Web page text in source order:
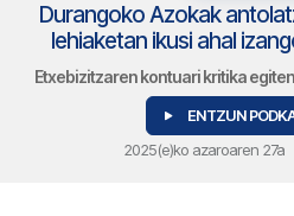
Durangoko Azokak
lehiaketan ikusi ahal
Etxebizitzaren kontuari kritika
ENTZUN
2025(e)ko azaroaren 27a